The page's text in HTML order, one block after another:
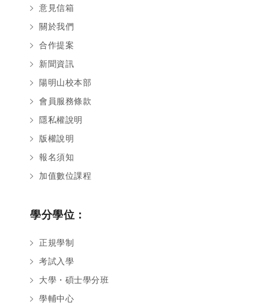
意見信箱
關於我們
合作提案
新聞資訊
陽明山校本部
會員服務條款
隱私權說明
版權說明
報名須知
加值數位課程
學分學位：
正規學制
考試入學
大學・碩士學分班
學輔中心